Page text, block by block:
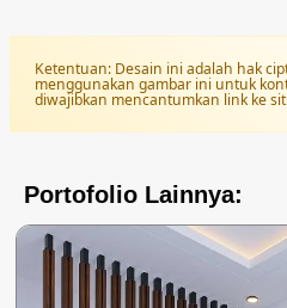
Ketentuan: Desain ini adalah hak
menggunakan gambar ini untuk
diwajibkan mencantumkan link ke
Portofolio Lainnya: